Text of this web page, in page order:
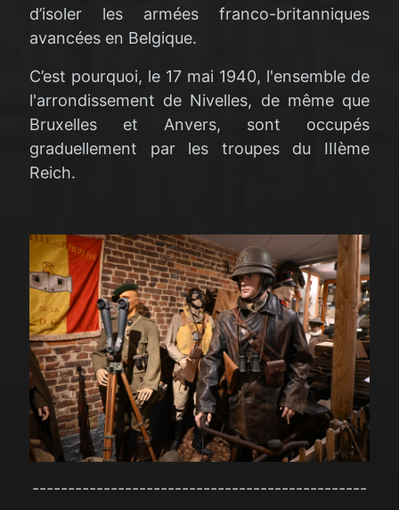
d’isoler les armées franco-britanniques
avancées en Belgique.
C’est pourquoi, le 17 mai 1940, l'ensemble de
l'arrondissement de Nivelles, de même que
Bruxelles et Anvers, sont occupés
graduellement par les troupes du IIIème
Reich.
-----------------------------------------------